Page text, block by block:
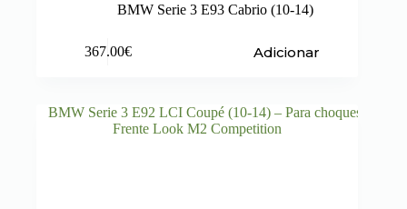
BMW Serie 3 E93 Cabrio (10-14)
367.00€ Adicionar